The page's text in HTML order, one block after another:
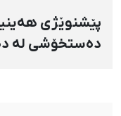
پێشنوێژی
دەستخۆشی لە